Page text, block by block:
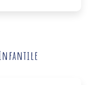
Infantile